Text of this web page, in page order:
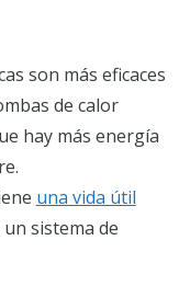
son más eficaces
de calor
hay más energía
una vida útil
sistema de